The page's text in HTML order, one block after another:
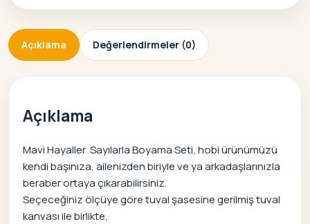
Açıklama Değerlendirmeler (0)
Açıklama
Mavi Hayaller Sayılarla Boyama Seti, hobi ürünümüzü
kendi başınıza, ailenizden biriyle ve ya arkadaşlarınızla
beraber ortaya çıkarabilirsiniz.
Seçeceğiniz ölçüye göre tuval şasesine gerilmiş tuval
kanvası ile birlikte,